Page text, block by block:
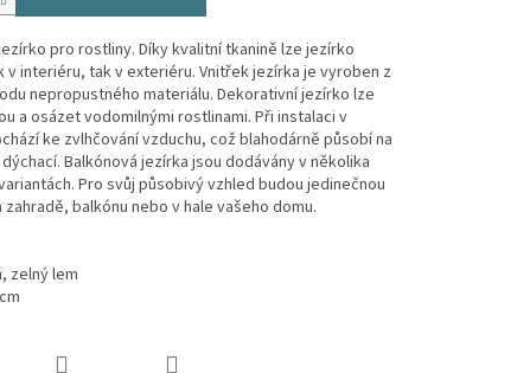
pro rostliny. Díky kvalitní tkanině lze jezírko
v interiéru, tak v exteriéru. Vnitřek jezírka je vyroben z
nepropustného materiálu. Dekorativní jezírko lze
a osázet vodomilnými rostlinami. Při instalaci v
ke zvlhčování vzduchu, což blahodárně působí na
Balkónová jezírka jsou dodávány v několika
Pro svůj působivý vzhled budou jedinečnou
balkónu nebo v hale vašeho domu.
zelný lem